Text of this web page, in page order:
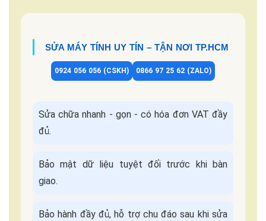
SỬA MÁY TÍNH UY TÍN – TẬN NƠI TP.HCM
0924 056 056 (CSKH) 0866 97 25 62 (ZALO)
Sửa chữa nhanh - gọn - có hóa đơn VAT đầy
đủ.
Bảo mật dữ liệu tuyệt đối trước khi bàn
giao.
Bảo hành đầy đủ, hỗ trợ chu đáo sau khi sửa